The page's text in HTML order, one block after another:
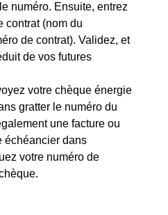
numéro. Ensuite, entrez
contrat (nom du
de contrat). Validez, et
de vos futures
votre chèque énergie
gratter le numéro du
une facture ou
échéancier dans
votre numéro de